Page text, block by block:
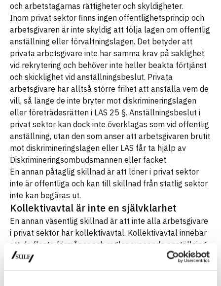
och arbetstagarnas rättigheter och skyldigheter.
Inom privat sektor finns ingen offentlighetsprincip och
arbetsgivaren är inte skyldig att följa lagen om offentlig
anställning eller förvaltningslagen. Det betyder att
privata arbetsgivare inte har samma krav på saklighet
vid rekrytering och behöver inte heller beakta förtjänst
och skicklighet vid anställningsbeslut. Privata
arbetsgivare har alltså större frihet att anställa vem de
vill, så länge de inte bryter mot diskrimineringslagen
eller företrädesrätten i LAS 25 §. Anställningsbeslut i
privat sektor kan dock inte överklagas som vid offentlig
anställning, utan den som anser att arbetsgivaren brutit
mot diskrimineringslagen eller LAS får ta hjälp av
Diskrimineringsombudsmannen eller facket.
En annan påtaglig skillnad är att löner i privat sektor
inte är offentliga och kan till skillnad från statlig sektor
inte kan begäras ut.
Kollektivavtal är inte en självklarhet
En annan väsentlig skillnad är att inte alla arbetsgivare
i privat sektor har kollektivavtal. Kollektivavtal innebär
att de flesta förmåner och regler avseende anställning
redan är förhandlade mellan facket och arbetsgivare.
På arbetsplatser som saknar kollektivavtal behöver du